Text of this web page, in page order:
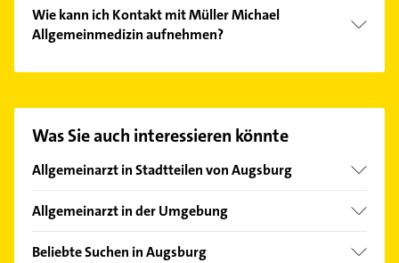
Wie kann ich Kontakt mit Müller Michael
Allgemeinmedizin aufnehmen?
passenden Kontaktmöglichkeiten wie Adresse oder
Hier finden Sie alleKontaktdaten
Was Sie auch interessieren könnte
Allgemeinarzt in Stadtteilen von Augsburg
Bärenkeller
Göggingen
Allgemeinarzt in der Umgebung
Königsbrunn bei Augsburg
Beliebte Suchen in Augsburg